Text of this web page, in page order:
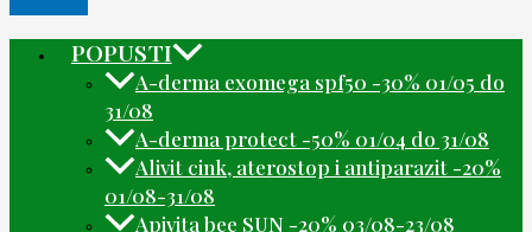
POPUSTI
A-derma exomega spf50 -30% 01/05 do
31/08
A-derma protect -50% 01/04 do 31/08
Alivit cink, aterostop i antiparazit -20%
01/08-31/08
Apivita bee SUN -20% 03/08-23/08